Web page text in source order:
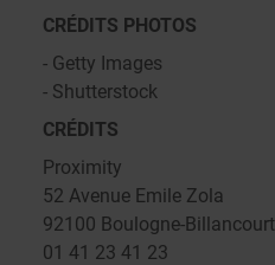
CRÉDITS PHOTOS
- Getty Images
- Shutterstock
CRÉDITS
Proximity
52 Avenue Emile Zola
92100 Boulogne-Billancourt
01 41 23 41 23